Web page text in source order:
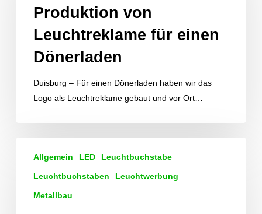
Dönerladen
Produktion von
Leuchtreklame für einen
Dönerladen
Duisburg – Für einen Dönerladen haben wir das
Logo als Leuchtreklame gebaut und vor Ort…
Einzelbuchstaben
Allgemein LED Leuchtbuchstabe
Leuchtbuchstaben Leuchtwerbung
Metallbau